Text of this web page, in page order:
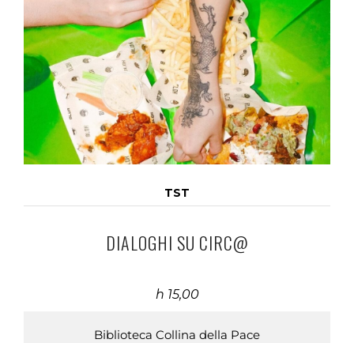
TST
DIALOGHI SU CIRC@
h 15,00
Biblioteca Collina della Pace